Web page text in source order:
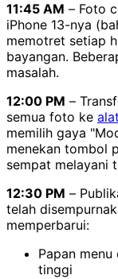
11:45 AM – Foto
iPhone 13-nya
memotret setiap
bayangan.
masalah.
12:00 PM –
semua foto ke
memilih gaya
menekan tombol
sempat melayani
12:30 PM –
telah
memperbarui:
Papan
tinggi